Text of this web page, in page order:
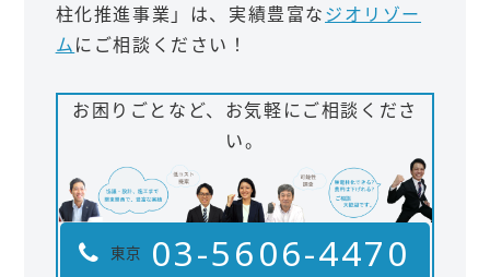
柱化推進事業」は、実績豊富なジオリゾー
ムにご相談ください！
お困りごとなど、お気軽にご相談くださ
い。
東京 03-5606-4470